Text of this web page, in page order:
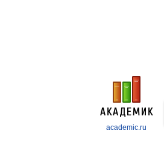
academic.ru